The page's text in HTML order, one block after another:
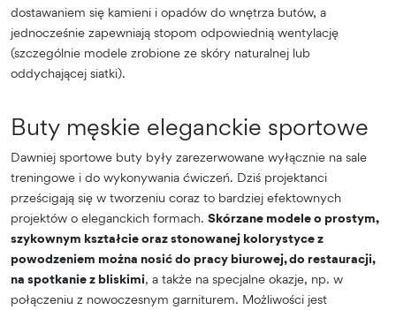
dostawaniem się kamieni i opadów do wnętrza butów, a
jednocześnie zapewniają stopom odpowiednią wentylację
(szczególnie modele zrobione ze skóry naturalnej lub
oddychającej siatki).
Buty męskie eleganckie sportowe
Dawniej sportowe buty były zarezerwowane wyłącznie na sale
treningowe i do wykonywania ćwiczeń. Dziś projektanci
prześcigają się w tworzeniu coraz to bardziej efektownych
projektów o eleganckich formach. Skórzane modele o prostym,
szykownym kształcie oraz stonowanej kolorystyce z
powodzeniem można nosić do pracy biurowej, do restauracji,
na spotkanie z bliskimi, a także na specjalne okazje, np. w
połączeniu z nowoczesnym garniturem. Możliwości jest